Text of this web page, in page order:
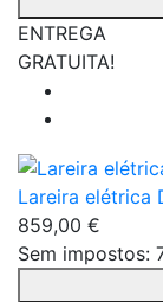
ENTREGA
GRATUITA!
Lareira elétrica
859,00 €
Sem impostos: